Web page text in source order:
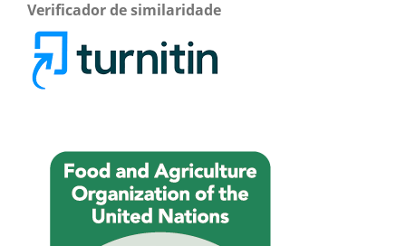
Verificador de similaridade